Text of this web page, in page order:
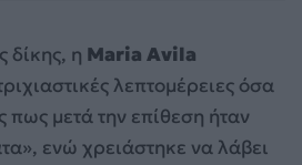
δίκης, η Maria Avila
λεπτομέρειες όσα
μετά την επίθεση ήταν
ενώ χρειάστηκε να λάβει